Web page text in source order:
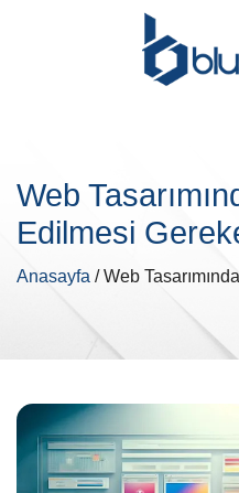
Web
Edilmesi
Anasayfa / Web